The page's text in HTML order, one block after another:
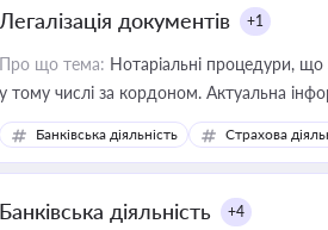
Легалізація документів +1
Про що тема: Нотаріальні процедури, що
у тому числі за кордоном. Актуальна
ризиків недійсності та забезпечувати
Банківська діяльність Страхова
Банківська діяльність +4